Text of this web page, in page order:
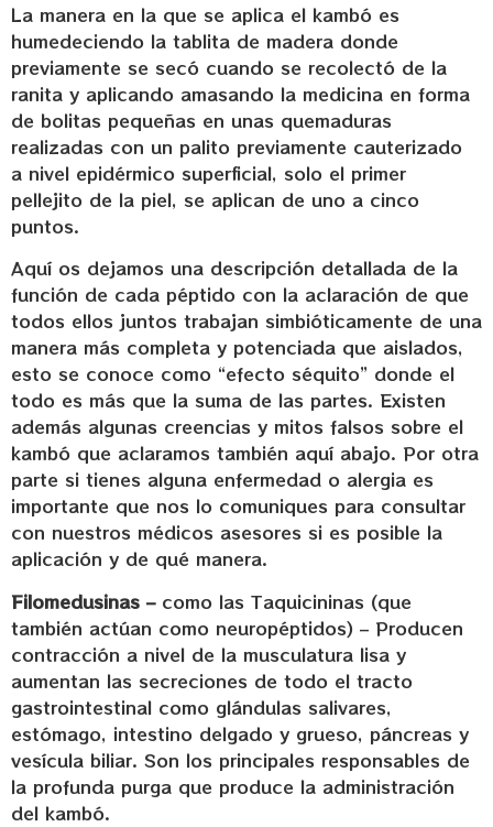
La manera en la que se aplica el kambó es
humedeciendo la tablita de madera donde
previamente se secó cuando se recolectó de la
ranita y aplicando amasando la medicina en forma
de bolitas pequeñas en unas quemaduras
realizadas con un palito previamente cauterizado
a nivel epidérmico superficial, solo el primer
pellejito de la piel, se aplican de uno a cinco
puntos.
Aquí os dejamos una descripción detallada de la
función de cada péptido con la aclaración de que
todos ellos juntos trabajan simbióticamente de una
manera más completa y potenciada que aislados,
esto se conoce como “efecto séquito” donde el
todo es más que la suma de las partes. Existen
además algunas creencias y mitos falsos sobre el
kambó que aclaramos también aquí abajo. Por otra
parte si tienes alguna enfermedad o alergia es
importante que nos lo comuniques para consultar
con nuestros médicos asesores si es posible la
aplicación y de qué manera.
Filomedusinas –como las Taquicininas (que
también actúan como neuropéptidos) – Producen
contracción a nivel de la musculatura lisa y
aumentan las secreciones de todo el tracto
gastrointestinal como glándulas salivares,
estómago, intestino delgado y grueso, páncreas y
vesícula biliar. Son los principales responsables de
la profunda purga que produce la administración
del kambó.